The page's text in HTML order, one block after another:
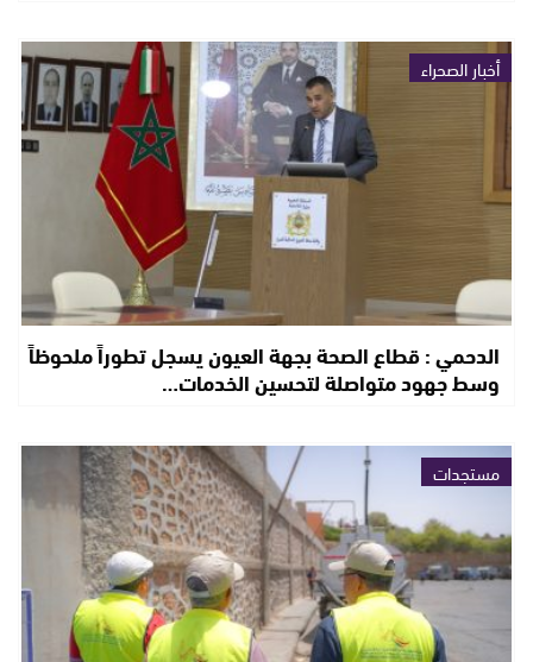
أخبار الصحراء
الدحمي : قطاع الصحة بجهة العيون يسجل تطوراً ملحوظاً
وسط جهود متواصلة لتحسين الخدمات…
مستجدات